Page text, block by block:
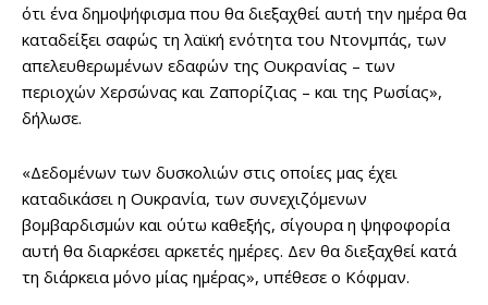
ότι ένα δημοψήφισμα που θα διεξαχθεί αυτή την ημέρα θα
καταδείξει σαφώς τη λαϊκή ενότητα του Ντονμπάς, των
απελευθερωμένων εδαφών της Ουκρανίας – των
περιοχών Χερσώνας και Ζαπορίζιας – και της Ρωσίας»,
δήλωσε.
«Δεδομένων των δυσκολιών στις οποίες μας έχει
καταδικάσει η Ουκρανία, των συνεχιζόμενων
βομβαρδισμών και ούτω καθεξής, σίγουρα η ψηφοφορία
αυτή θα διαρκέσει αρκετές ημέρες. Δεν θα διεξαχθεί κατά
τη διάρκεια μόνο μίας ημέρας», υπέθεσε ο Κόφμαν.